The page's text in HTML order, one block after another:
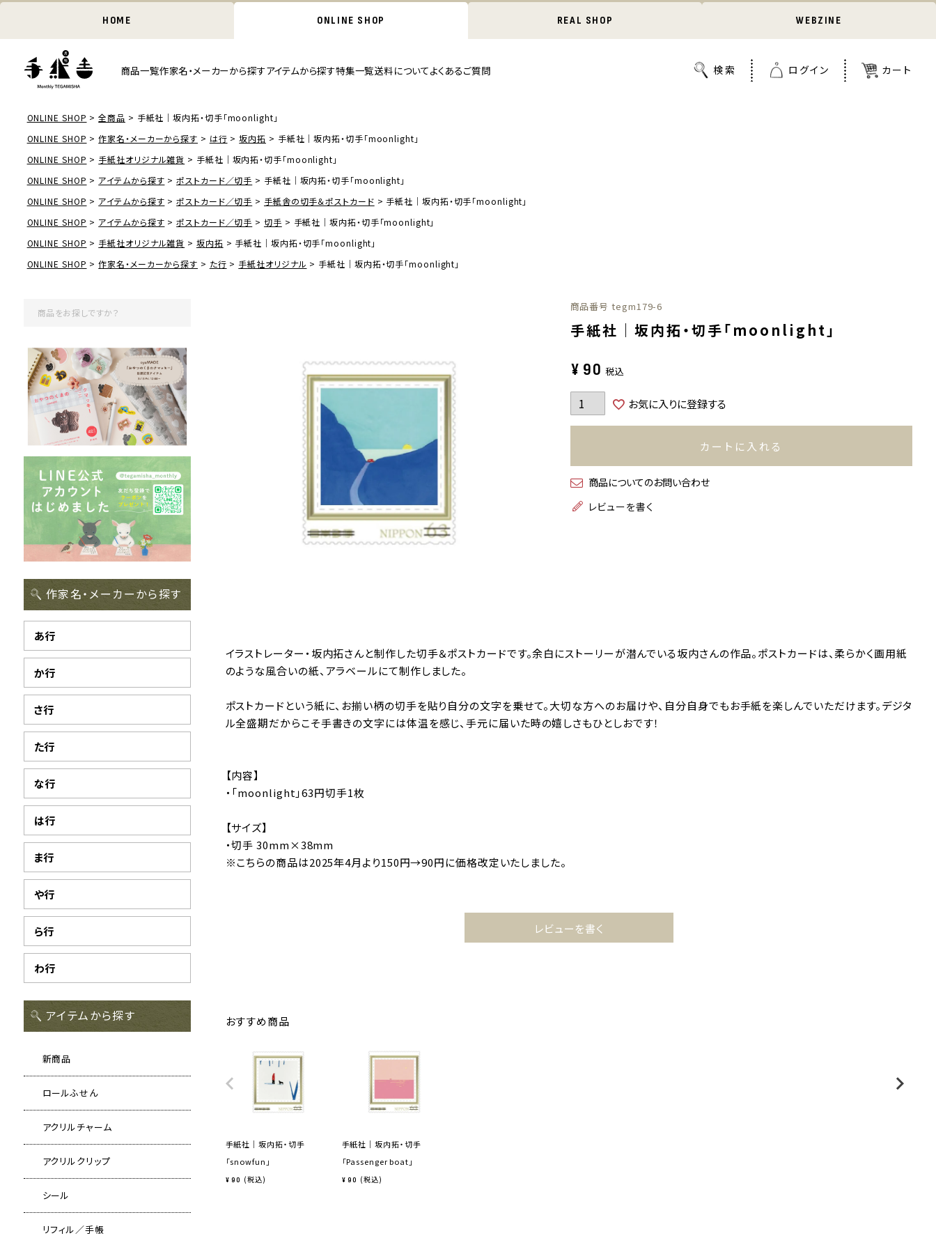
HOME ONLINE SHOP REAL SHOP WEBZINE
商品一覧作家名・メーカーから探すアイテムから探す特集一覧送料についてよくあるご質問
ONLINE SHOP 全商品
手紙社｜坂内拓・切手「moonlight」
ONLINE SHOP
作家名・メーカーから探す は行 坂内拓
手紙社｜坂内拓・切手「moonlight」
ONLINE SHOP
手紙社オリジナル雑貨
手紙社｜坂内拓・切手「moonlight」
ONLINE SHOP
アイテムから探す ポストカード／切手
手紙社｜坂内拓・切手「moonlight」
ONLINE SHOP
アイテムから探す ポストカード／切手 手紙舎の切手＆ポストカード
手紙社｜坂内拓・切手「moonlight」
ONLINE SHOP
アイテムから探す ポストカード／切手 切手
手紙社｜坂内拓・切手「moonlight」
ONLINE SHOP
手紙社オリジナル雑貨 坂内拓
手紙社｜坂内拓・切手「moonlight」
ONLINE SHOP
作家名・メーカーから探す た行 手紙社オリジナル 手紙社｜坂内拓・切手「moonlight」
作家名・メーカーから探す
あ行
か行
さ行
た行
な行
は行
ま行
や行
ら行
わ行
アイテムから探す
新商品
ロールふせん
アクリルチャーム
アクリルクリップ
シール
リフィル／手帳
商品番号 tegm179-6
手紙社｜坂内拓・切手「moonlight」
¥ 90 税込
お気に入りに登録する
カートに入れる
商品についてのお問い合わせ
レビューを書く
イラストレーター・坂内拓さんと制作した切手＆ポストカードです。余白にストーリーが潜んでいる坂内さんの作品。ポストカードは、柔らかく画用紙
のような風合いの紙、アラベールにて制作しました。
ポストカードという紙に、お揃い柄の切手を貼り自分の文字を乗せて。大切な方へのお届けや、自分自身でもお手紙を楽しんでいただけます。デジタ
ル全盛期だからこそ手書きの文字には体温を感じ、手元に届いた時の嬉しさもひとしおです！
【内容】
・「moonlight」63円切手1枚
【サイズ】
・切手 30mm×38mm
※こちらの商品は2025年4月より150円→90円に価格改定いたしました。
レビューを書く
おすすめ商品
手紙社｜坂内拓・切手
「snowfun」
¥ 90 税込
手紙社｜坂内拓・切手
「Passenger boat」
¥ 90 税込